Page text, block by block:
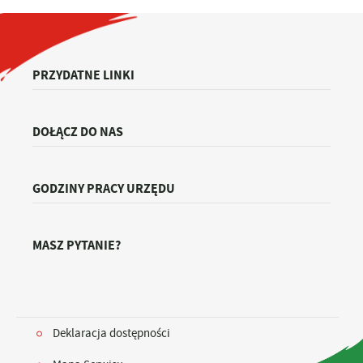
PRZYDATNE LINKI
DOŁĄCZ DO NAS
GODZINY PRACY URZĘDU
MASZ PYTANIE?
Deklaracja dostępności